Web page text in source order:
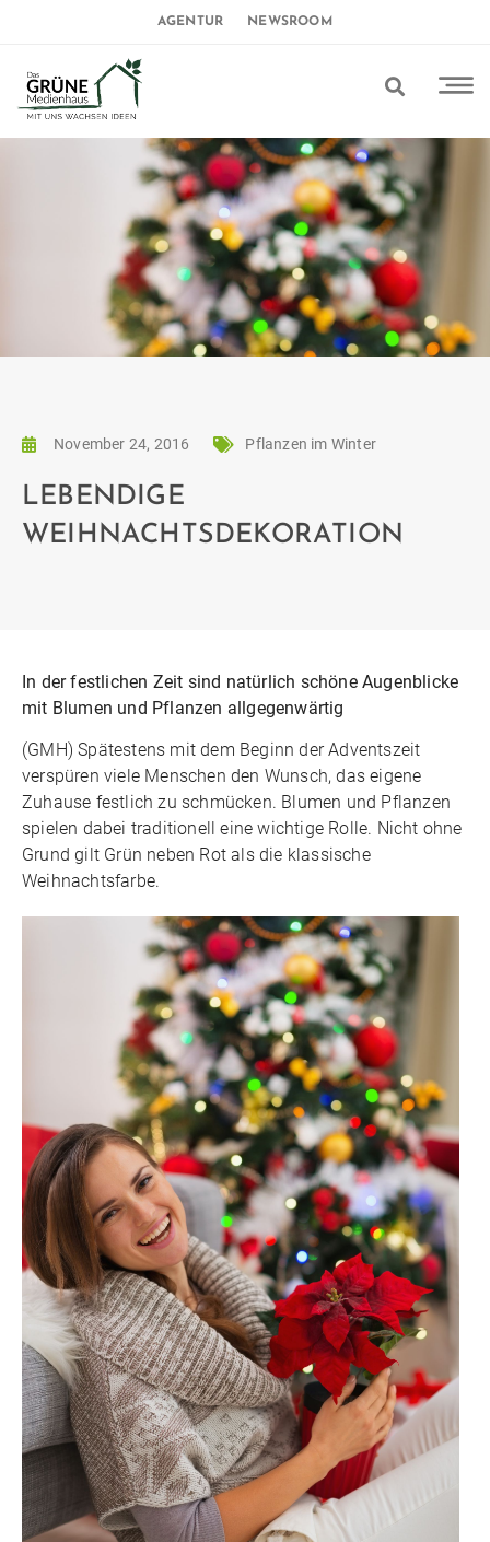
AGENTUR NEWSROOM
November 24, 2016 Pflanzen im Winter
LEBENDIGE
WEIHNACHTSDEKORATION
In der festlichen Zeit sind natürlich schöne Augenblicke
mit Blumen und Pflanzen allgegenwärtig
(GMH) Spätestens mit dem Beginn der Adventszeit
verspüren viele Menschen den Wunsch, das eigene
Zuhause festlich zu schmücken. Blumen und Pflanzen
spielen dabei traditionell eine wichtige Rolle. Nicht ohne
Grund gilt Grün neben Rot als die klassische
Weihnachtsfarbe.